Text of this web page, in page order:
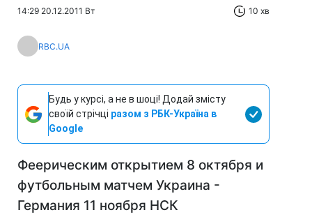
14:29 20.12.2011 Вт 10 хв
RBC.UA
Будь у курсі, а не в шоці! Додай змісту
своїй стрічці разом з РБК-Україна в
Google
Феерическим открытием 8 октября и
футбольным матчем Украина -
Германия 11 ноября НСК